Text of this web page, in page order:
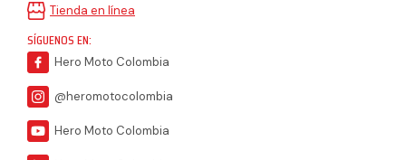
Tienda en línea
SÍGUENOS EN:
Hero Moto Colombia
@heromotocolombia
Hero Moto Colombia